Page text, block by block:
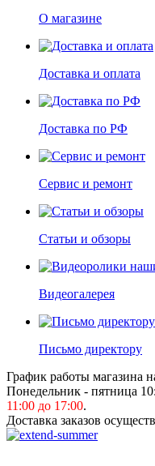
О магазине
Доставка и оплата
Доставка по РФ
Сервис и ремонт
Статьи и обзоры
Видеогалерея
Письмо директору
График работы магазина
Понедельник - пятница
11:00 до 17:00.
Доставка заказов